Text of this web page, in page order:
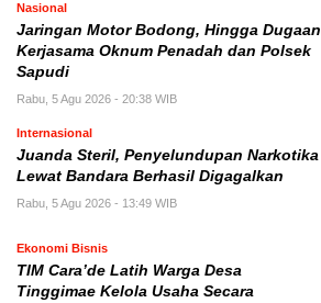
Nasional
Jaringan Motor Bodong, Hingga Dugaan
Kerjasama Oknum Penadah dan Polsek
Sapudi
Rabu, 5 Agu 2026 - 20:38 WIB
Internasional
Juanda Steril, Penyelundupan Narkotika
Lewat Bandara Berhasil Digagalkan
Rabu, 5 Agu 2026 - 13:49 WIB
Ekonomi Bisnis
TIM Cara’de Latih Warga Desa
Tinggimae Kelola Usaha Secara